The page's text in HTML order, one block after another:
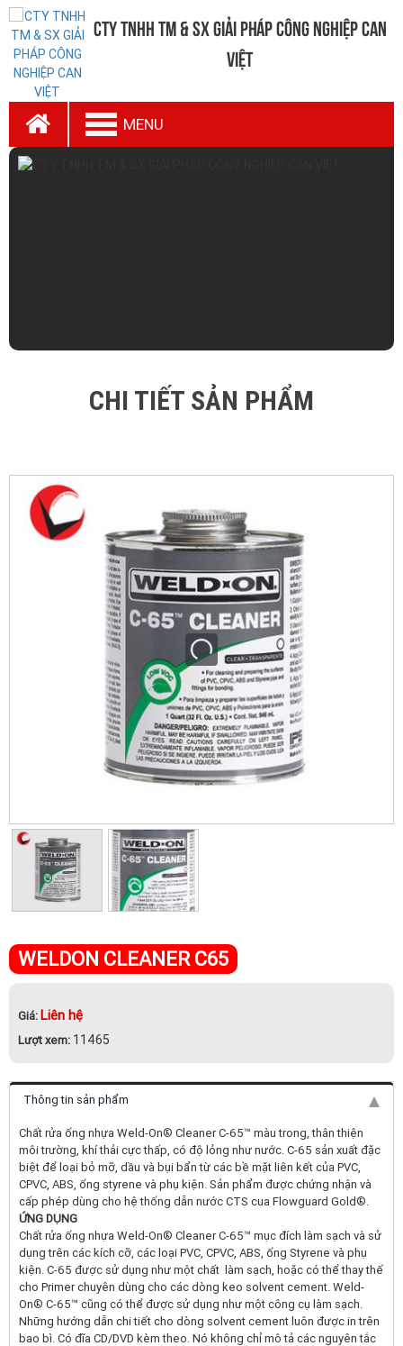
CTy TNHH TM & SX Giải Pháp Công Nghiệp Can
Việt
MENU
CHI TIẾT SẢN PHẨM
WELDON CLEANER C65
Giá: Liên hệ
Lượt xem: 11465
Thông tin sản phẩm
Chất rửa ống nhựa Weld-On® Cleaner C-65™ màu trong, thân thiện
môi trường, khí thải cực thấp, có độ lỏng như nước. C-65 sản xuất đặc
biệt để loại bỏ mỡ, dầu và bụi bẩn từ các bề mặt liên kết của PVC,
CPVC, ABS, ống styrene và phụ kiện. Sản phẩm được chứng nhận và
cấp phép dùng cho hệ thống dẫn nước CTS cua Flowguard Gold®.
ỨNG DỤNG
Chất rửa ống nhựa Weld-On® Cleaner C-65™ mục đích làm sạch và sử
dụng trên các kích cỡ, các loại PVC, CPVC, ABS, ống Styrene và phụ
kiện. C-65 được sử dụng như một chất làm sạch, hoặc có thể thay thế
cho Primer chuyên dùng cho các dòng keo solvent cement. Weld-
On® C-65™ cũng có thể được sử dụng như một công cụ làm sạch.
Những hướng dẫn chi tiết cho dòng solvent cement luôn được in trên
bao bì. Có đĩa CD/DVD kèm theo. Nó không chỉ mô tả các nguyên tắc